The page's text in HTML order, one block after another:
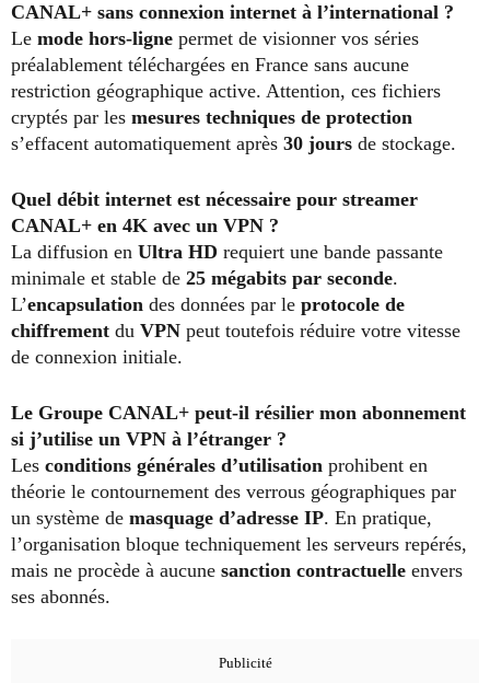
CANAL+ sans connexion internet à l’international ?
Le mode hors-ligne permet de visionner vos séries
préalablement téléchargées en France sans aucune
restriction géographique active. Attention, ces fichiers
cryptés par les mesures techniques de protection
s’effacent automatiquement après 30 jours de stockage.
Quel débit internet est nécessaire pour streamer
CANAL+ en 4K avec un VPN ?
La diffusion en Ultra HD requiert une bande passante
minimale et stable de 25 mégabits par seconde.
L’encapsulation des données par le protocole de
chiffrement du VPN peut toutefois réduire votre vitesse
de connexion initiale.
Le Groupe CANAL+ peut-il résilier mon abonnement
si j’utilise un VPN à l’étranger ?
Les conditions générales d’utilisation prohibent en
théorie le contournement des verrous géographiques par
un système de masquage d’adresse IP. En pratique,
l’organisation bloque techniquement les serveurs repérés,
mais ne procède à aucune sanction contractuelle envers
ses abonnés.